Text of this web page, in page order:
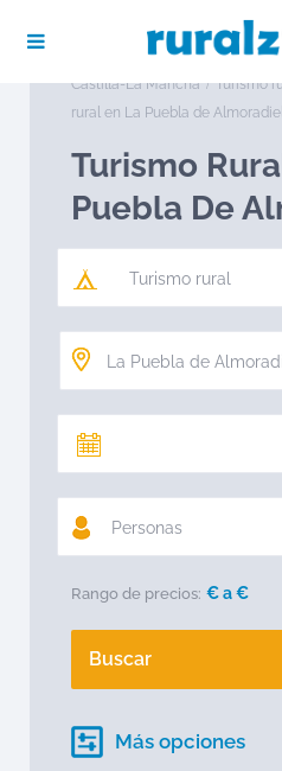
Turismo rural en
Castilla-La Mancha
Turismo
rural en La Puebla de
Turismo
Puebla De
Turismo rural
Personas
Rango de precios: € a€
Buscar
Más opciones